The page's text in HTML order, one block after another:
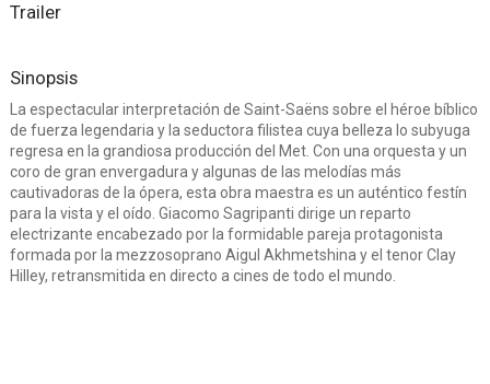
Trailer
Sinopsis
La espectacular interpretación de Saint-Saëns sobre el héroe bíblico
de fuerza legendaria y la seductora filistea cuya belleza lo subyuga
regresa en la grandiosa producción del Met. Con una orquesta y un
coro de gran envergadura y algunas de las melodías más
cautivadoras de la ópera, esta obra maestra es un auténtico festín
para la vista y el oído. Giacomo Sagripanti dirige un reparto
electrizante encabezado por la formidable pareja protagonista
formada por la mezzosoprano Aigul Akhmetshina y el tenor Clay
Hilley, retransmitida en directo a cines de todo el mundo.